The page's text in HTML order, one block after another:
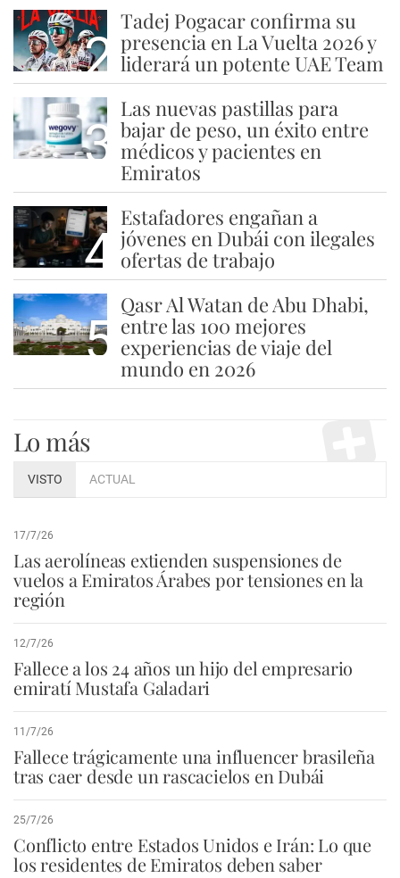
2
Tadej Pogacar confirma su
presencia en La Vuelta 2026 y
liderará un potente UAE Team
3
Las nuevas pastillas para
bajar de peso, un éxito entre
médicos y pacientes en
Emiratos
4
Estafadores engañan a
jóvenes en Dubái con ilegales
ofertas de trabajo
5
Qasr Al Watan de Abu Dhabi,
entre las 100 mejores
experiencias de viaje del
mundo en 2026
Lo más
VISTO ACTUAL
17/7/26
Las aerolíneas extienden suspensiones de
vuelos a Emiratos Árabes por tensiones en la
región
12/7/26
Fallece a los 24 años un hijo del empresario
emiratí Mustafa Galadari
11/7/26
Fallece trágicamente una influencer brasileña
tras caer desde un rascacielos en Dubái
25/7/26
Conflicto entre Estados Unidos e Irán: Lo que
los residentes de Emiratos deben saber